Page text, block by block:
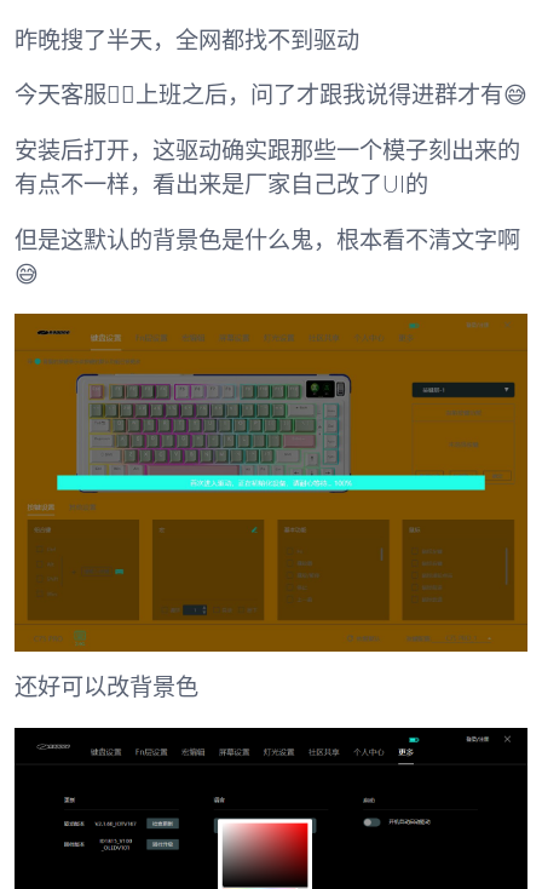
昨晚搜了半天，全网都找不到驱动
今天客服💁‍♀️上班之后，问了才跟我说得进群才有😅
安装后打开，这驱动确实跟那些一个模子刻出来的
有点不一样，看出来是厂家自己改了UI的
但是这默认的背景色是什么鬼，根本看不清文字啊
😅
还好可以改背景色